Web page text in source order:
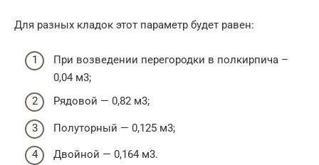
Для разных кладок этот параметр будет равен:
При возведении перегородки в полкирпича –
0,04 м3;
Рядовой — 0,82 м3;
Полуторный — 0,125 м3;
Двойной — 0,164 м3.